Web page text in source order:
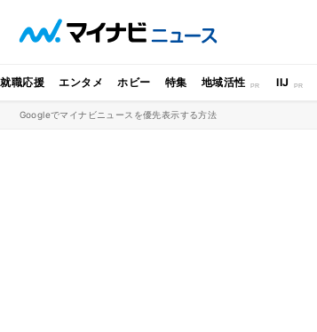
就職応援 エンタメ ホビー 特集 地域活性 IIJ
Googleでマイナビニュースを優先表示する方法